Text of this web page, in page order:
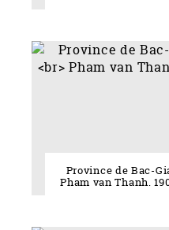
Province de Bac-
Pham van Thanh.